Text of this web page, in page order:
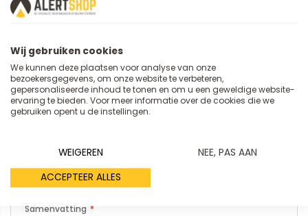
U plaatst een review over:
RVS etagewagen met 2 etages 5001,
laadvlak 800x500 mm
Samenvatting
Wij gebruiken cookies
We kunnen deze plaatsen voor analyse van onze
bezoekersgegevens, om onze website te verbeteren,
gepersonaliseerde inhoud te tonen en om u een geweldige website-
ervaring te bieden. Voor meer informatie over de cookies die we
gebruiken opent u de instellingen.
WEIGEREN
NEE, PAS AAN
ACCEPTEER ALLES